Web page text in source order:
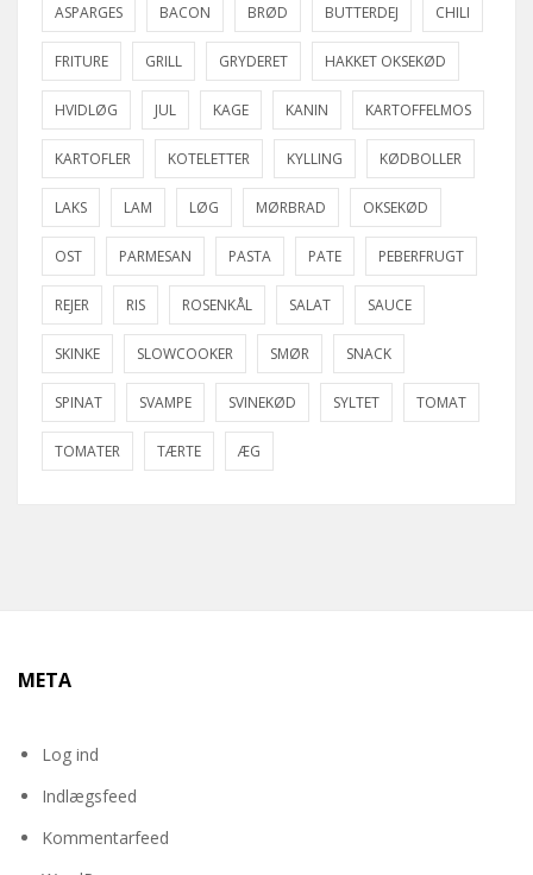
ASPARGES BACON BRØD BUTTERDEJ CHILI
FRITURE GRILL GRYDERET HAKKET OKSEKØD
HVIDLØG JUL KAGE KANIN KARTOFFELMOS
KARTOFLER KOTELETTER KYLLING KØDBOLLER
LAKS LAM LØG MØRBRAD OKSEKØD
OST PARMESAN PASTA PATE PEBERFRUGT
REJER RIS ROSENKÅL SALAT SAUCE
SKINKE SLOWCOOKER SMØR SNACK
SPINAT SVAMPE SVINEKØD SYLTET TOMAT
TOMATER TÆRTE ÆG
META
Log ind
Indlægsfeed
Kommentarfeed